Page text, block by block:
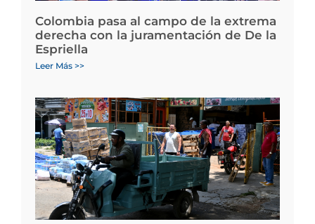
Colombia pasa al campo de la extrema
derecha con la juramentación de De la
Espriella
Leer Más >>